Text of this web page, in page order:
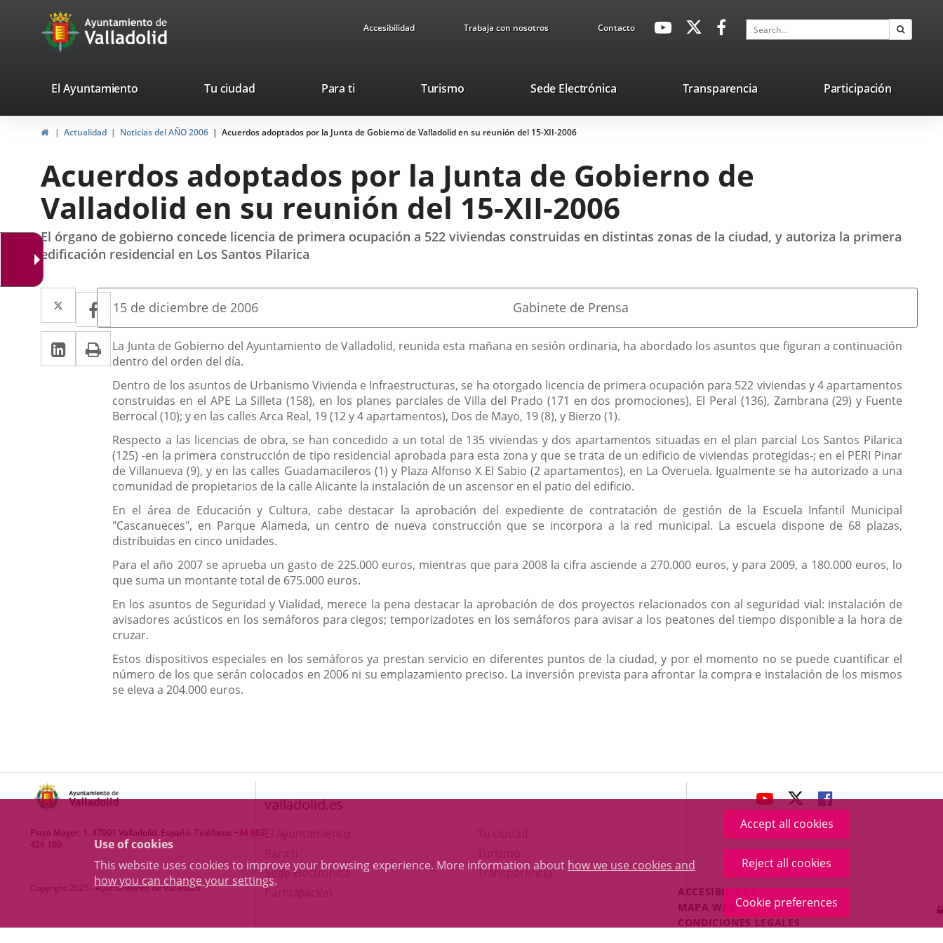
Use of cookies
This website uses cookies to improve your browsing experience. More information about how we use cookies and
how you can change your settings.
Accept all cookies
Reject all cookies
Cookie preferences
Portal
Web
Ayuntamiento
de
Accesibilidad Trabaja con nosotros ContactoavaHeaderSocial
Link
Link
application.
application.
Search
valladolid.es
El Ayuntamiento Tu ciudad Para ti TurismoThis
will
open
pop-
up
window.
Sede ElectrónicaLink
external
Transparencia Participación
HomeActualidad Noticias del AÑO 2006 Acuerdos adoptados por la Junta de Gobierno de Valladolid en su reunión del 15-XII-2006
Acuerdos adoptados por la Junta de Gobierno de
Valladolid en su reunión del 15-XII-2006
El órgano de gobierno concede licencia de primera ocupación a 522 viviendas construidas en distintas zonas de la ciudad, y autoriza la primera
edificación residencial en Los Santos Pilarica
Twitter
Enlace
a
una
aplicación
externa.
Facebook
Enlace
a
una
aplicación
externa.
Linkedin
Enlace
a
aplicación
externa.
Print
Fecha
la
noticia
15 de diciembre de 2006 Fuente
la
noticia
Gabinete de Prensa
Descripción
La Junta de Gobierno del Ayuntamiento de Valladolid, reunida esta mañana en sesión ordinaria, ha abordado los asuntos que figuran a continuación
dentro del orden del día.
Dentro de los asuntos de Urbanismo Vivienda e Infraestructuras, se ha otorgado licencia de primera ocupación para 522 viviendas y 4 apartamentos
construidas en el APE La Silleta (158), en los planes parciales de Villa del Prado (171 en dos promociones), El Peral (136), Zambrana (29) y Fuente
Berrocal (10); y en las calles Arca Real, 19 (12 y 4 apartamentos), Dos de Mayo, 19 (8), y Bierzo (1).
Respecto a las licencias de obra, se han concedido a un total de 135 viviendas y dos apartamentos situadas en el plan parcial Los Santos Pilarica
(125) -en la primera construcción de tipo residencial aprobada para esta zona y que se trata de un edificio de viviendas protegidas-; en el PERI Pinar
de Villanueva (9), y en las calles Guadamacileros (1) y Plaza Alfonso X El Sabio (2 apartamentos), en La Overuela. Igualmente se ha autorizado a una
comunidad de propietarios de la calle Alicante la instalación de un ascensor en el patio del edificio.
En el área de Educación y Cultura, cabe destacar la aprobación del expediente de contratación de gestión de la Escuela Infantil Municipal
"Cascanueces", en Parque Alameda, un centro de nueva construcción que se incorpora a la red municipal. La escuela dispone de 68 plazas,
distribuidas en cinco unidades.
Para el año 2007 se aprueba un gasto de 225.000 euros, mientras que para 2008 la cifra asciende a 270.000 euros, y para 2009, a 180.000 euros, lo
que suma un montante total de 675.000 euros.
En los asuntos de Seguridad y Vialidad, merece la pena destacar la aprobación de dos proyectos relacionados con al seguridad vial: instalación de
avisadores acústicos en los semáforos para ciegos; temporizadotes en los semáforos para avisar a los peatones del tiempo disponible a la hora de
cruzar.
Estos dispositivos especiales en los semáforos ya prestan servicio en diferentes puntos de la ciudad, y por el momento no se puede cuantificar el
número de los que serán colocados en 2006 ni su emplazamiento preciso. La inversión prevista para afrontar la compra e instalación de los mismos
se eleva a 204.000 euros.
Plaza Mayor, 1. 47001 Valladolid, España. Teléfono: +34 983
426 100
Copyright 2025 - Ayuntamiento de Valladolid
valladolid.es
link
in
Sede ElectrónicaLink
application.
Transparencia
Participación
avaHeaderSocial
LINK
TO
EXTERNAL
APPLICATION.
LINK
TO
EXTERNAL
APPLICATION.
LINK
TO
EXTERNAL
APPLICATION.
Menú
Legal
Footer
ACCESIBILIDAD
MAPA WEB
CONDICIONES LEGALES